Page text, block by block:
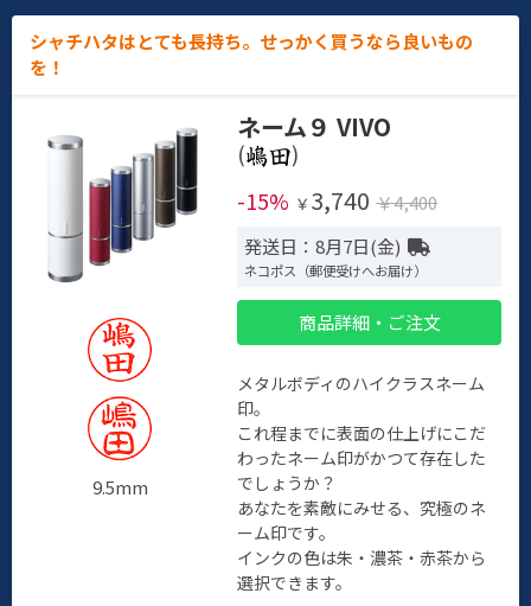
シャチハタはとても長持ち。せっかく買うなら良いもの
を！
9.5mm
ネーム９ VIVO
(
)
-15% ￥ 3,740 ￥4,400
発送日：8月7日(金)
ネコポス（郵便受けへお届け）
商品詳細・ご注文
メタルボディのハイクラスネーム
印。
これ程までに表面の仕上げにこだ
わったネーム印がかつて存在した
でしょうか？
あなたを素敵にみせる、究極のネ
ーム印です。
インクの色は朱・濃茶・赤茶から
選択できます。